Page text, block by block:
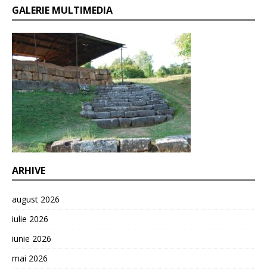
GALERIE MULTIMEDIA
ARHIVE
august 2026
iulie 2026
iunie 2026
mai 2026